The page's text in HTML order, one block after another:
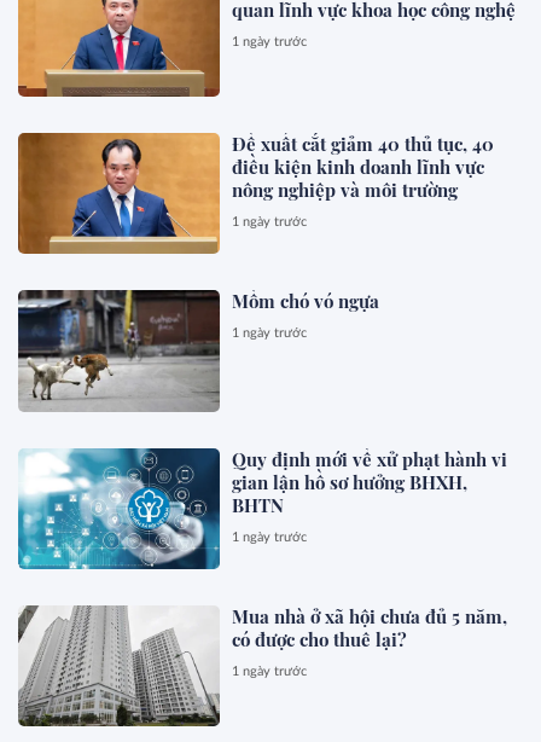
quan lĩnh vực khoa học công nghệ
1 ngày trước
Đề xuất cắt giảm 40 thủ tục, 40
điều kiện kinh doanh lĩnh vực
nông nghiệp và môi trường
1 ngày trước
Mồm chó vó ngựa
1 ngày trước
Quy định mới về xử phạt hành vi
gian lận hồ sơ hưởng BHXH,
BHTN
1 ngày trước
Mua nhà ở xã hội chưa đủ 5 năm,
có được cho thuê lại?
1 ngày trước